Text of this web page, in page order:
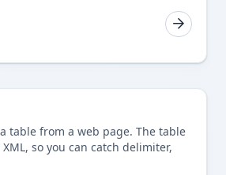
table from a web page. The table
so you can catch delimiter,